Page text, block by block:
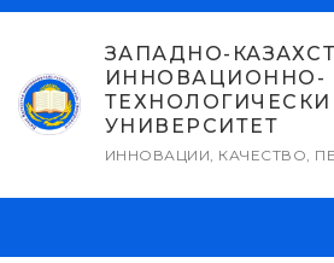
Перейти
содержимому
ЗАПАДНО-
ИННОВАЦИОННО-
УНИВЕРСИТЕТ
ИННОВАЦИИ, КАЧЕСТВО,